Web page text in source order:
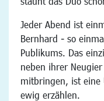
Jeder Abend ist
Bernhard - so
Publikums. Das
neben ihrer
mitbringen, ist eine
ewig erzählen.